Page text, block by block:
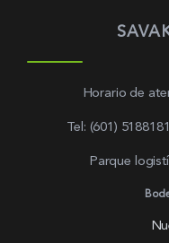
Horario de
Tel: (601)
Parque